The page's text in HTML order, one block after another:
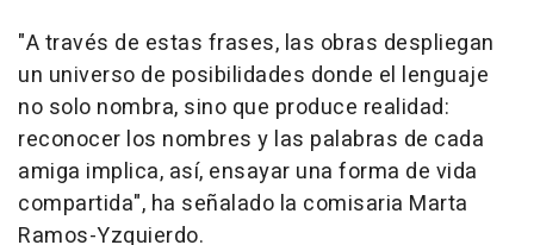
"A través de estas frases, las obras despliegan
un universo de posibilidades donde el lenguaje
no solo nombra, sino que produce realidad:
reconocer los nombres y las palabras de cada
amiga implica, así, ensayar una forma de vida
compartida", ha señalado la comisaria Marta
Ramos-Yzquierdo.